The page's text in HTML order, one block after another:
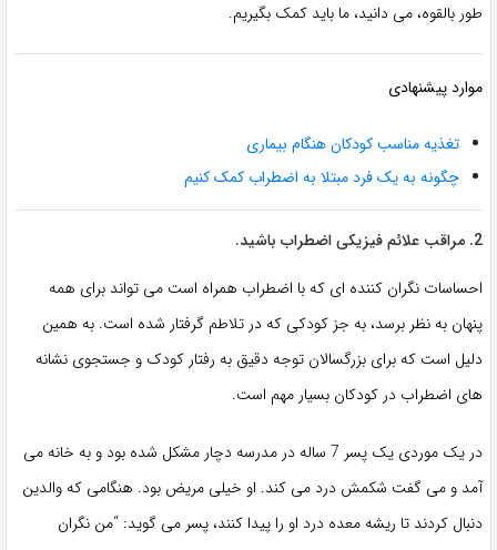
طور بالقوه، می دانید، ما باید کمک بگیریم.
موارد پیشنهادی
تغذیه مناسب کودکان هنگام بیماری
چگونه به یک فرد مبتلا به اضطراب کمک کنیم
2. مراقب علائم فیزیکی اضطراب باشید.
احساسات نگران کننده ای که با اضطراب همراه است می تواند برای همه
پنهان به نظر برسد، به جز کودکی که در تلاطم گرفتار شده است. به همین
دلیل است که برای بزرگسالان توجه دقیق به رفتار کودک و جستجوی نشانه
های اضطراب در کودکان بسیار مهم است.
در یک موردی یک پسر 7 ساله در مدرسه دچار مشکل شده بود و به خانه می
آمد و می گفت شکمش درد می کند. او خیلی مریض بود. هنگامی که والدین
دنبال کردند تا ریشه معده درد او را پیدا کنند، پسر می گوید: “من نگران